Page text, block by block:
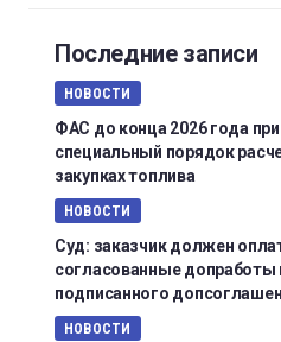
Последние записи
НОВОСТИ
ФАС до конца 2026 года
специальный порядок
закупках топлива
НОВОСТИ
Суд: заказчик должен
согласованные допработы
подписанного
НОВОСТИ